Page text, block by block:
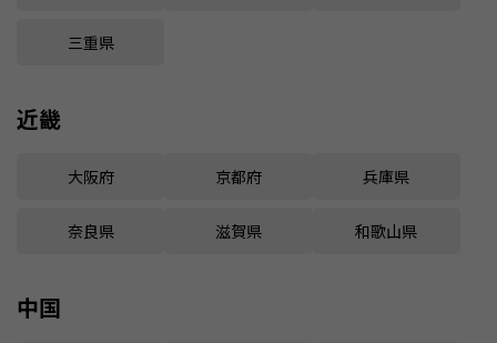
三重県
近畿
大阪府 京都府 兵庫県
奈良県 滋賀県 和歌山県
中国